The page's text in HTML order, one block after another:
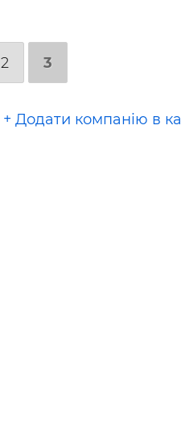
2 3
+ Додати компанію в